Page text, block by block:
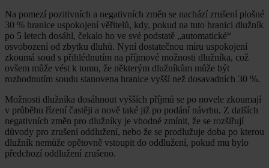
Na pomezí pozitivních a negativních změn se nachází zrušení plošné
30 % hranice uspokojení věřitelů, kdy, pokud na tuto hranici dlužník
po 5 letech dosáhl, čekalo ho ve své podstatě „automatické“
osvobození od zbytku dluhů. Nyní dostatečnou míru uspokojení
zkoumá soud s přihlédnutím na příjmové možnosti dlužníka, což
ovšem může vést k tomu, že některým dlužníkům může být
rozhodnutím soudu stanovena hranice vyšší než dosavadních 30 %.
Možnosti dlužníka dosáhnout vyšších příjmů se po novele zkoumají
v průběhu řízení častěji a nově také již po podání návrhu. Z dalších
negativních změn pro dlužníky je vhodné zmínit, že se rozšiřují
důvody pro zrušení oddlužení, nebo že se prodlužuje doba po kterou
dlužník nemůže opětovně vstoupit do oddlužení, pokud mu bylo
předchozí oddlužení zrušeno.